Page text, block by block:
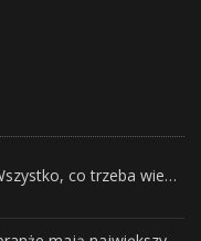
Sprzedaż udziałów w spółce jawnej - Wszystko, co trzeba wiedzieć.